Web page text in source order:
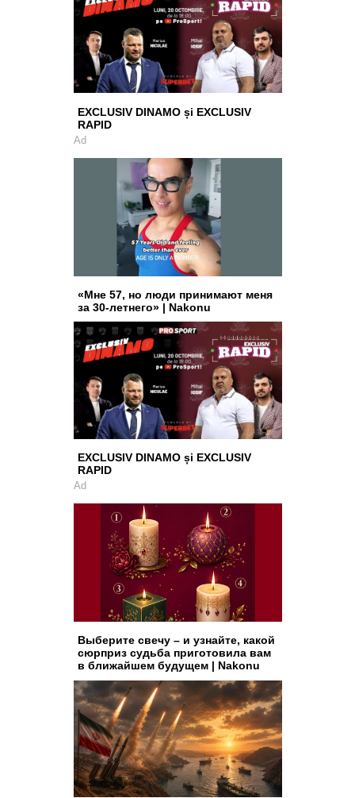
EXCLUSIV DINAMO și EXCLUSIV
RAPID
Ad
«Мне 57, но люди принимают меня
за 30-летнего» | Nakonu
EXCLUSIV DINAMO și EXCLUSIV
RAPID
Ad
Выберите свечу – и узнайте, какой
сюрприз судьба приготовила вам
в ближайшем будущем | Nakonu